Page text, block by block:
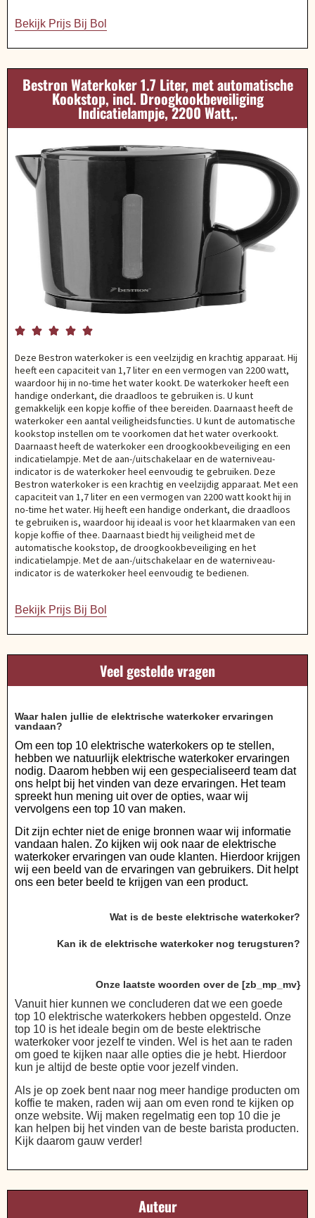
Bekijk Prijs Bij Bol
Bestron Waterkoker 1.7 Liter, met automatische
Kookstop, incl. Droogkookbeveiliging
Indicatielampje, 2200 Watt,.
    
Deze Bestron waterkoker is een veelzijdig en krachtig apparaat. Hij
heeft een capaciteit van 1,7 liter en een vermogen van 2200 watt,
waardoor hij in no-time het water kookt. De waterkoker heeft een
handige onderkant, die draadloos te gebruiken is. U kunt
gemakkelijk een kopje koffie of thee bereiden. Daarnaast heeft de
waterkoker een aantal veiligheidsfuncties. U kunt de automatische
kookstop instellen om te voorkomen dat het water overkookt.
Daarnaast heeft de waterkoker een droogkookbeveiliging en een
indicatielampje. Met de aan-/uitschakelaar en de waterniveau-
indicator is de waterkoker heel eenvoudig te gebruiken. Deze
Bestron waterkoker is een krachtig en veelzijdig apparaat. Met een
capaciteit van 1,7 liter en een vermogen van 2200 watt kookt hij in
no-time het water. Hij heeft een handige onderkant, die draadloos
te gebruiken is, waardoor hij ideaal is voor het klaarmaken van een
kopje koffie of thee. Daarnaast biedt hij veiligheid met de
automatische kookstop, de droogkookbeveiliging en het
indicatielampje. Met de aan-/uitschakelaar en de waterniveau-
indicator is de waterkoker heel eenvoudig te bedienen.
Bekijk Prijs Bij Bol
Veel gestelde vragen
Waar halen jullie de elektrische waterkoker ervaringen
vandaan?
Om een top 10 elektrische waterkokers op te stellen,
hebben we natuurlijk elektrische waterkoker ervaringen
nodig. Daarom hebben wij een gespecialiseerd team dat
ons helpt bij het vinden van deze ervaringen. Het team
spreekt hun mening uit over de opties, waar wij
vervolgens een top 10 van maken.
Dit zijn echter niet de enige bronnen waar wij informatie
vandaan halen. Zo kijken wij ook naar de elektrische
waterkoker ervaringen van oude klanten. Hierdoor krijgen
wij een beeld van de ervaringen van gebruikers. Dit helpt
ons een beter beeld te krijgen van een product.
Wat is de beste elektrische waterkoker?
Kan ik de elektrische waterkoker nog terugsturen?
Onze laatste woorden over de [zb_mp_mv}
Vanuit hier kunnen we concluderen dat we een goede
top 10 elektrische waterkokers hebben opgesteld. Onze
top 10 is het ideale begin om de beste elektrische
waterkoker voor jezelf te vinden. Wel is het aan te raden
om goed te kijken naar alle opties die je hebt. Hierdoor
kun je altijd de beste optie voor jezelf vinden.
Als je op zoek bent naar nog meer handige producten om
koffie te maken, raden wij aan om even rond te kijken op
onze website. Wij maken regelmatig een top 10 die je
kan helpen bij het vinden van de beste barista producten.
Kijk daarom gauw verder!
Auteur